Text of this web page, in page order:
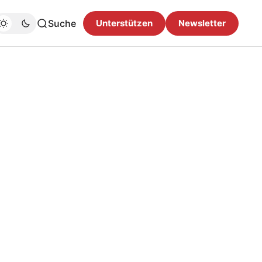
Suche Unterstützen Newsletter